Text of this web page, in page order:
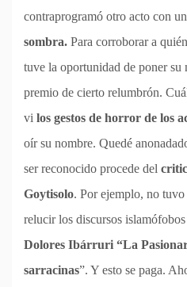
contraprogramó otro acto con
sombra. Para corroborar a
tuve la oportunidad de poner su
premio de cierto relumbrón.
vi los gestos de horror de los
oír su nombre. Quedé
ser reconocido procede del
Goytisolo. Por ejemplo, no
relucir los discursos
Dolores Ibárruri “La
sarracinas”. Y esto se paga.